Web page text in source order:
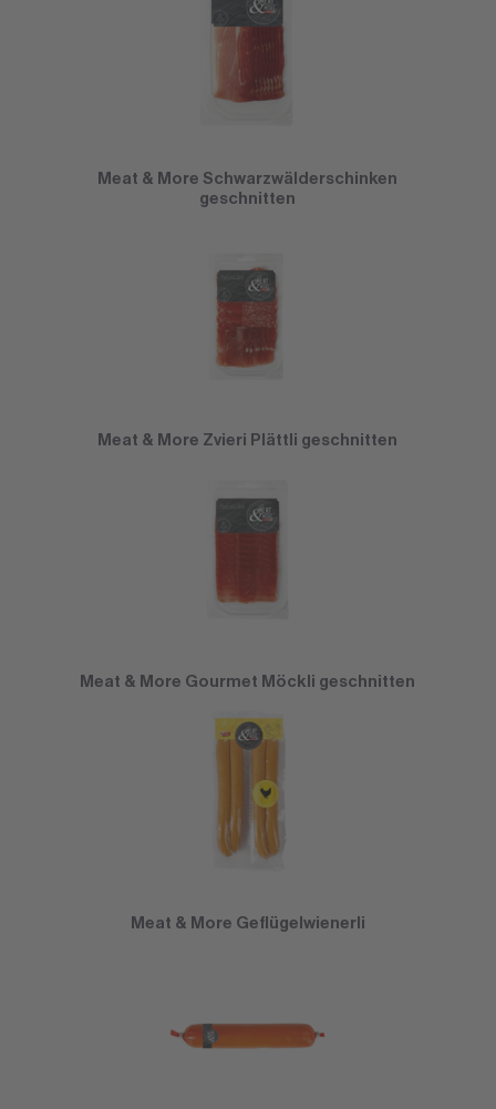
Meat & More Schwarzwälderschinken
geschnitten
Meat & More Zvieri Plättli geschnitten
Meat & More Gourmet Möckli geschnitten
Meat & More Geflügelwienerli